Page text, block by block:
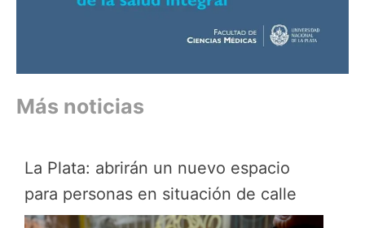
Más noticias
La Plata: abrirán un nuevo espacio
para personas en situación de calle